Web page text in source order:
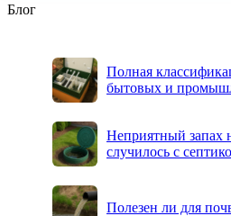
Блог
Полная
бытовых и
Неприятный запах
случилось с
Полезен ли для